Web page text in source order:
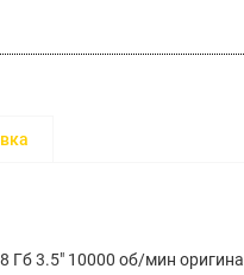
Гб 3.5" 10000 об/мин